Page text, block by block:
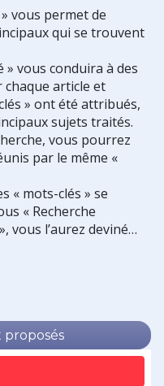
vous permet de
qui se trouvent
» vous conduira à des
article et
» ont été attribués,
sujets traités.
vous pourrez
par le même «
« mots-clés » se
« Recherche
vous l’aurez deviné…
proposés